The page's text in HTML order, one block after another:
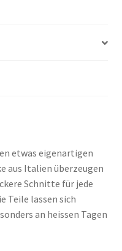
etwas eigenartigen
aus Italien überzeugen
Schnitte für jede
Teile lassen sich
an heissen Tagen